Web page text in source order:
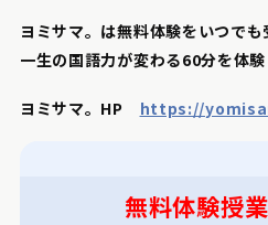
ヨミサマ。は無料体験をいつでも
一生の国語力が変わる60分を体験
ヨミサマ。HP https://
無料体験授業